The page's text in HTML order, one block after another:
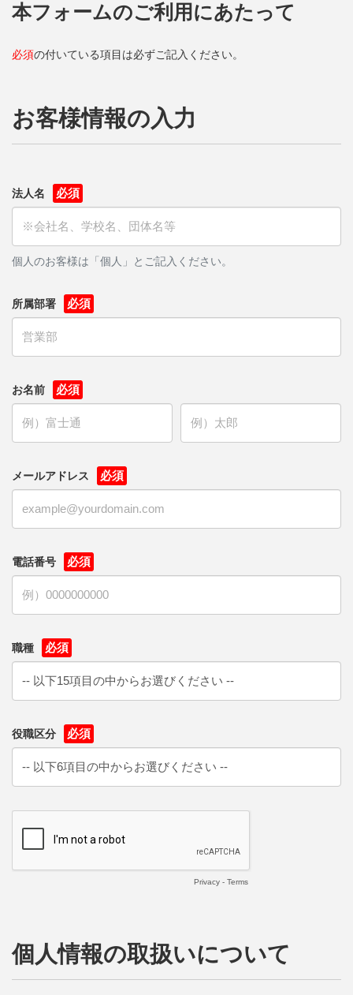
本フォームのご利用にあたって
必須の付いている項目は必ずご記入ください。
お客様情報の入力
法人名
個人のお客様は「個人」とご記入ください。
所属部署
お名前
メールアドレス
電話番号
職種
役職区分
Privacy - Terms
個人情報の取扱いについて